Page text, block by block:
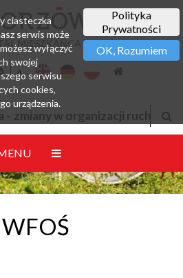
MIESZKAŃCA
- zmiany w organizacji ruchu
Polityka
Prywatności
OK, Rozumiem
ciasteczka
serwis może
wyłączyć
swojej
serwisu
cookies,
urządzenia.